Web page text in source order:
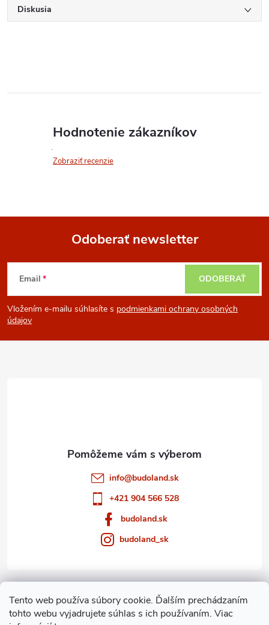
Tento web používa súbory cookie. Ďalším prechádzaním
tohto webu vyjadrujete súhlas s ich používaním. Viac
Diskusia
Hodnotenie zákazníkov
Zobraziť recenzie
Z
á
p
Odoberať newsletter
Email
Vložením e-mailu súhlasíte s podmienkami ochrany osobných
údajov
ODOBERAŤ
info@budoland.sk
+421 904 566 528
budoland.sk
budoland_sk
Informácie pre vás